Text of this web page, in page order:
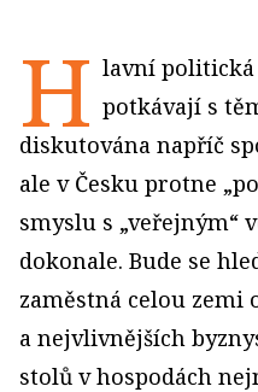
H lavní politická
potkávají s
diskutována napříč
ale v Česku protne
smyslu s „veřejným“
dokonale. Bude se
zaměstná celou zemi
a nejvlivnějších
stolů v hospodách